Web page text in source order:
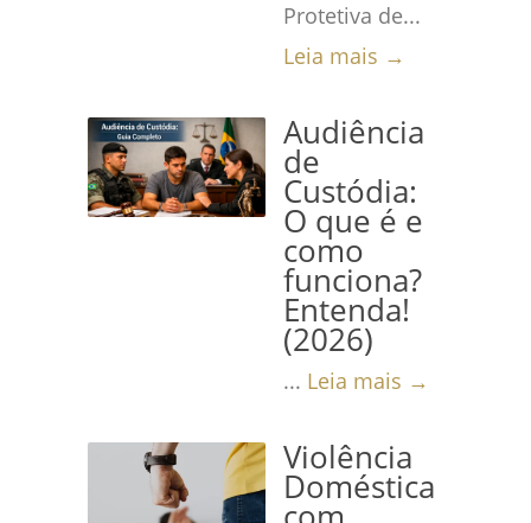
Protetiva de...
Leia mais →
Audiência
de
Custódia:
O que é e
como
funciona?
Entenda!
(2026)
... Leia mais →
Violência
Doméstica